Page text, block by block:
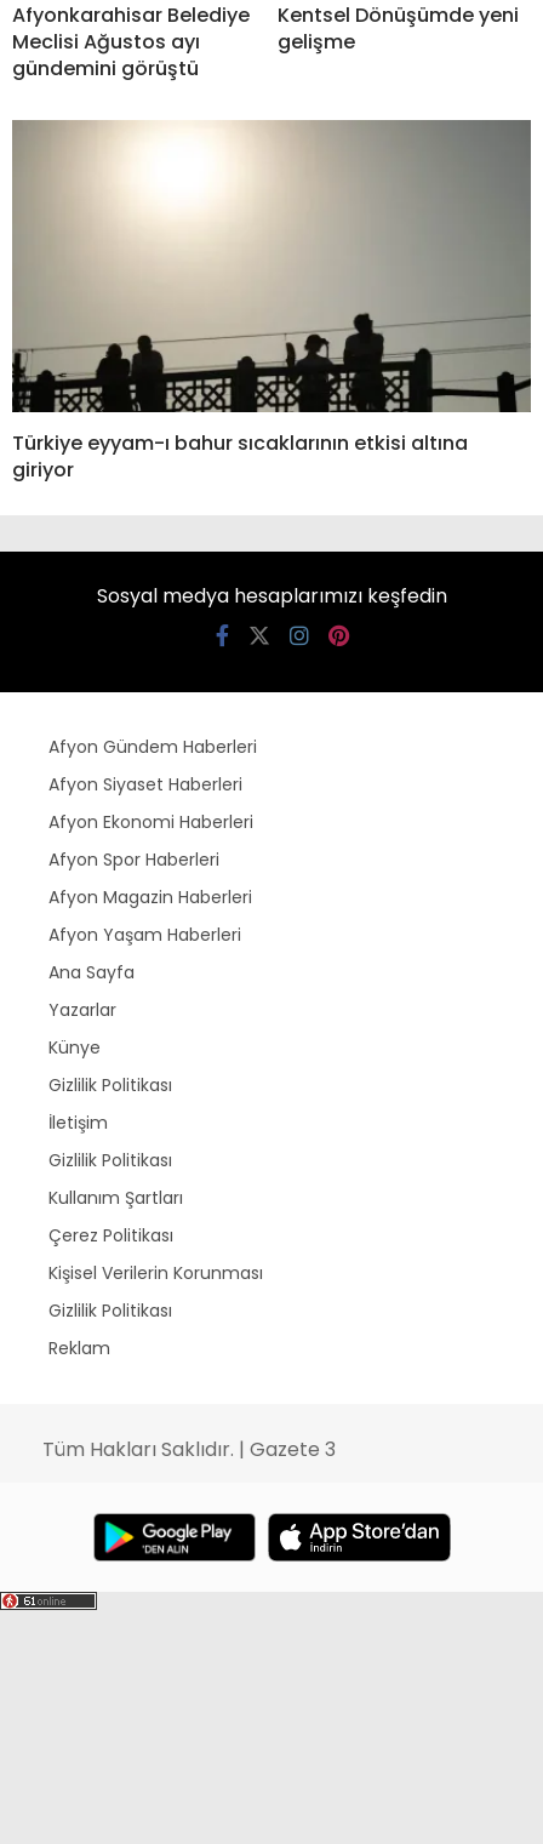
Afyonkarahisar Belediye
Meclisi Ağustos ayı
gündemini görüştü
Kentsel Dönüşümde yeni
gelişme
Türkiye eyyam-ı bahur sıcaklarının etkisi altına
giriyor
Sosyal medya hesaplarımızı keşfedin
Afyon Gündem Haberleri
Afyon Siyaset Haberleri
Afyon Ekonomi Haberleri
Afyon Spor Haberleri
Afyon Magazin Haberleri
Afyon Yaşam Haberleri
Ana Sayfa
Yazarlar
Künye
Gizlilik Politikası
İletişim
Gizlilik Politikası
Kullanım Şartları
Çerez Politikası
Kişisel Verilerin Korunması
Gizlilik Politikası
Reklam
Tüm Hakları Saklıdır. | Gazete 3